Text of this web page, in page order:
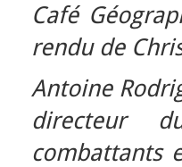
Café
rendu de
Antoine
directeur
combattants